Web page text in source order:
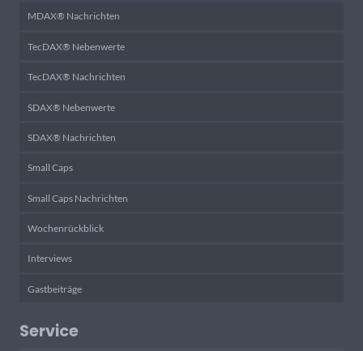
MDAX® Nachrichten
TecDAX® Nebenwerte
TecDAX® Nachrichten
SDAX® Nebenwerte
SDAX® Nachrichten
Small Caps
Small Caps Nachrichten
Wochenrückblick
Interviews
Gastbeiträge
Service